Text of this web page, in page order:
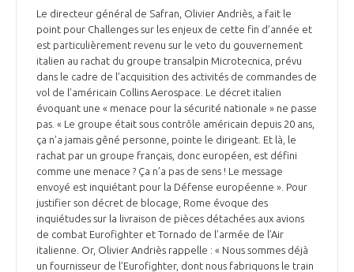
NOTRE HISTOIRE
L’ÉQUIPE DU GIFAS
NOS RÉSEAUX À L'INTERNATIONAL
GEADS
COMITÉ AERO PME
STARTAIR
COMMISSIONS ET COMITÉS
ACCOMPAGNEMENT DE NOS ADHÉRENTS
LES PROGRAMMES DU GIFAS
UN ÉCOSYSTÈME INTÉGRÉ ET COHÉRENT
POURQUOI DEVENIR MEMBRE ?
LA MÉDIATION
LA MÉDIATION DANS LA FILIÈRE AÉRONAUTIQUE ET SPATIALE
LE MÉDIATEUR DE LA FILIÈRE AÉRONAUTIQUE ET SPATIALE
MÉDIATION ET CHARTE D’ENGAGEMENT SUR LES RELATIONS ENTRE
CLIENTS ET FOURNISSEURS
LE SALON DU BOURGET
L'OBSERVATOIRE
CHIFFRES CLÉS
Le directeur général de Safran, Olivier Andriès, a fait le
point pour Challenges sur les enjeux de cette fin d’année et
est particulièrement revenu sur le veto du gouvernement
italien au rachat du groupe transalpin Microtecnica, prévu
dans le cadre de l’acquisition des activités de commandes de
vol de l’américain Collins Aerospace. Le décret italien
évoquant une « menace pour la sécurité nationale » ne passe
pas. « Le groupe était sous contrôle américain depuis 20 ans,
ça n’a jamais gêné personne, pointe le dirigeant. Et là, le
rachat par un groupe français, donc européen, est défini
comme une menace ? Ça n’a pas de sens ! Le message
envoyé est inquiétant pour la Défense européenne ». Pour
justifier son décret de blocage, Rome évoque des
inquiétudes sur la livraison de pièces détachées aux avions
de combat Eurofighter et Tornado de l’armée de l’Air
italienne. Or, Olivier Andriès rappelle : « Nous sommes déjà
un fournisseur de l’Eurofighter, dont nous fabriquons le train
Découvrez les avantages d'adhérer au GIFAS.
Rencontres, salons, données sectorielles,
programmes ...
DEMANDE D’ADHÉSION